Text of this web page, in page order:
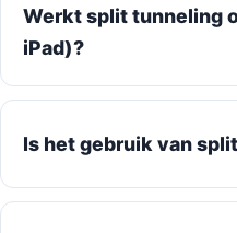
Werkt split tunneling
iPad)?
Is het gebruik van